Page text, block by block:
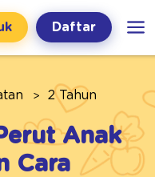
Daftar
2 Tahun
Anak
Cara